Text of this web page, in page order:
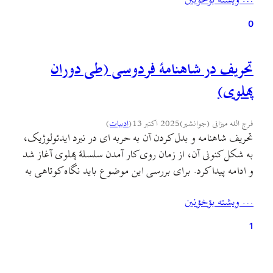
0
تحریف در شاهنامهٔ فردوسی (طی دوران
پهلوی)
فرج الله میزانی (جوانشیر)2025 اکتبر 13 (ادبيات)
تحریف شاهنامه و بدل کردن آن به حربه ای در نبرد ایدئولوژیک،
به شکل کنونی آن، از زمان روی کار آمدن سلسلهٔ پهلوی آغاز شد
و ادامه پیدا کرد. برای بررسی این موضوع باید نگاه کوتاهی به
سلسله بیاندازیم. کودتای سوم اسفند نقطهٔ پایانی بود…
… ويشته بۊخؤنين
1